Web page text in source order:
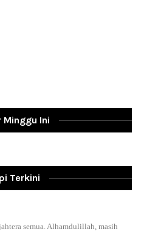
Minggu Ini
Terkini
semua. Alhamdulillah, masih